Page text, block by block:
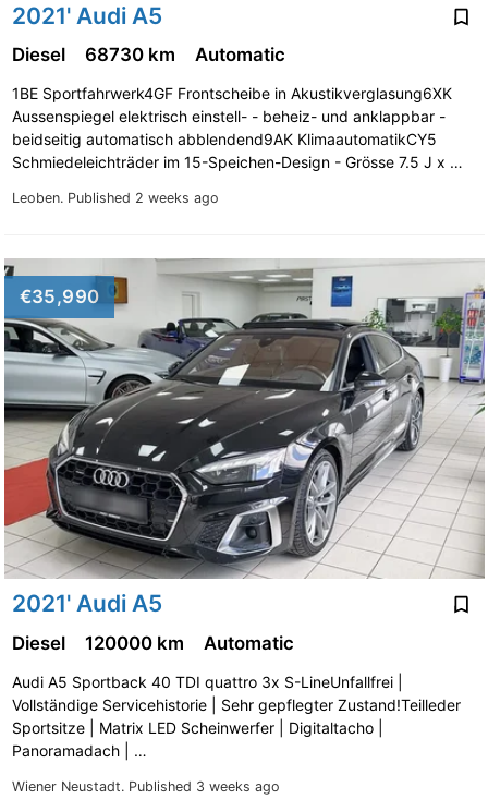
2021' Audi A5
Leoben. Published 2 weeks ago
Diesel 68730 km Automatic
1BE Sportfahrwerk4GF Frontscheibe in Akustikverglasung6XK
Aussenspiegel elektrisch einstell- - beheiz- und anklappbar -
beidseitig automatisch abblendend9AK KlimaautomatikCY5
Schmiedeleichträder im 15-Speichen-Design - Grösse 7.5 J x …
€35,990
2021' Audi A5
Wiener Neustadt. Published 3 weeks ago
Diesel 120000 km Automatic
Audi A5 Sportback 40 TDI quattro 3x S-LineUnfallfrei |
Vollständige Servicehistorie | Sehr gepflegter Zustand!Teilleder
Sportsitze | Matrix LED Scheinwerfer | Digitaltacho |
Panoramadach | …